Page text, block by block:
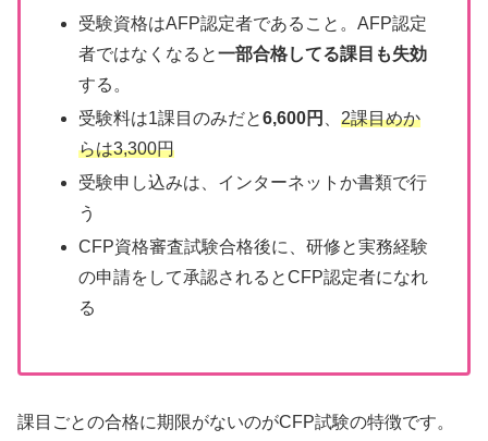
受験資格はAFP認定者であること。AFP認定
者ではなくなると一部合格してる課目も失効
する。
受験料は1課目のみだと6,600円 、2課目めか
らは3,300円
受験申し込みは、インターネットか書類で行
う
CFP資格審査試験合格後に、研修と実務経験
の申請をして承認されるとCFP認定者になれ
る
課目ごとの合格に期限がないのがCFP試験の特徴です。